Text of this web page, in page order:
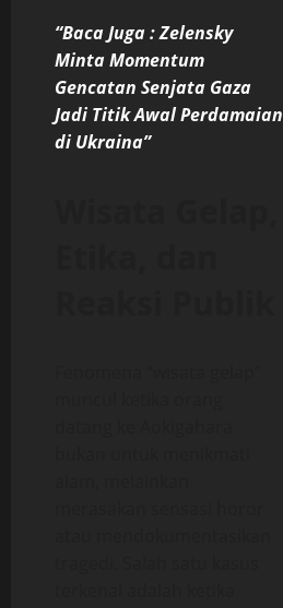
“Baca Juga : Zelensky
Minta Momentum
Gencatan Senjata Gaza
Jadi Titik Awal Perdamaian
di Ukraina”